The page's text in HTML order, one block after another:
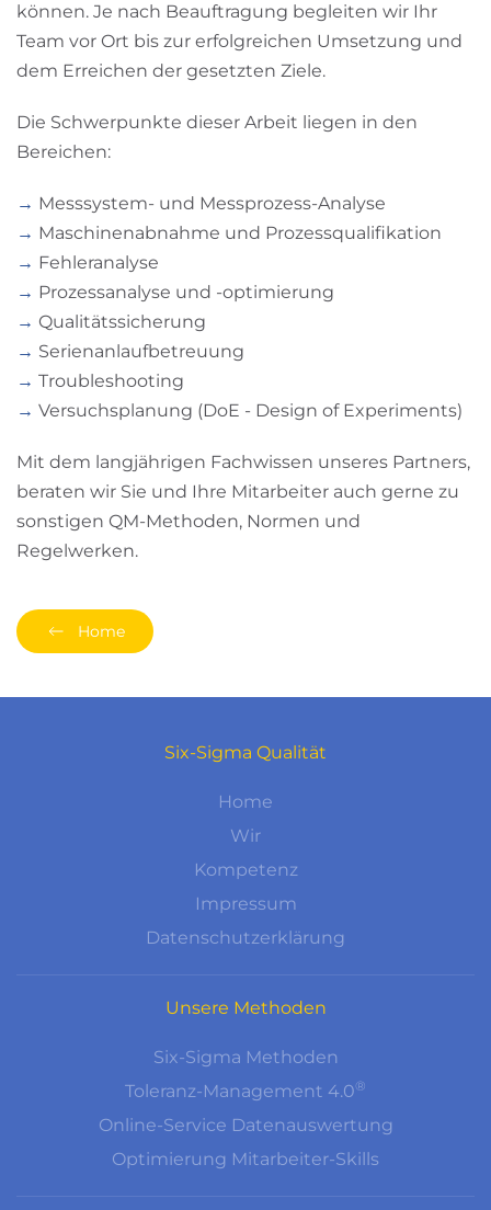
können. Je nach Beauftragung begleiten wir Ihr
Team vor Ort bis zur erfolgreichen Umsetzung und
dem Erreichen der gesetzten Ziele.
Die Schwerpunkte dieser Arbeit liegen in den
Bereichen:
→ Messsystem- und Messprozess-Analyse
→ Maschinenabnahme und Prozessqualifikation
→ Fehleranalyse
→ Prozessanalyse und -optimierung
→ Qualitätssicherung
→ Serienanlaufbetreuung
→ Troubleshooting
→ Versuchsplanung (DoE - Design of Experiments)
Mit dem langjährigen Fachwissen unseres Partners,
beraten wir Sie und Ihre Mitarbeiter auch gerne zu
sonstigen QM-Methoden, Normen und
Regelwerken.
Home
Six-Sigma Qualität
Home
Wir
Kompetenz
Impressum
Datenschutzerklärung
Unsere Methoden
Six-Sigma Methoden
Toleranz-Management 4.0®
Online-Service Datenauswertung
Optimierung Mitarbeiter-Skills